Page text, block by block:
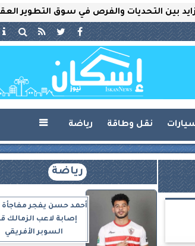
والفرص في سوق التطوير العقاري
نقل وطاقة رياضة 
رياضة
أحمد حسن يفجر
إصابة لاعب الزمالك
السوبر الأفريقي